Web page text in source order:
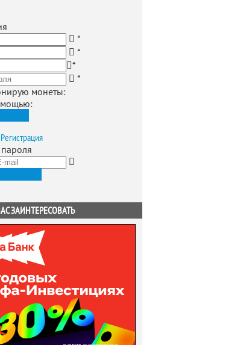
*
*
*
*
монеты:
Регистрация
ЗАИНТЕРЕСОВАТЬ